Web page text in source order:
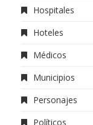
Hospitales
Hoteles
Médicos
Municipios
Personajes
Políticos